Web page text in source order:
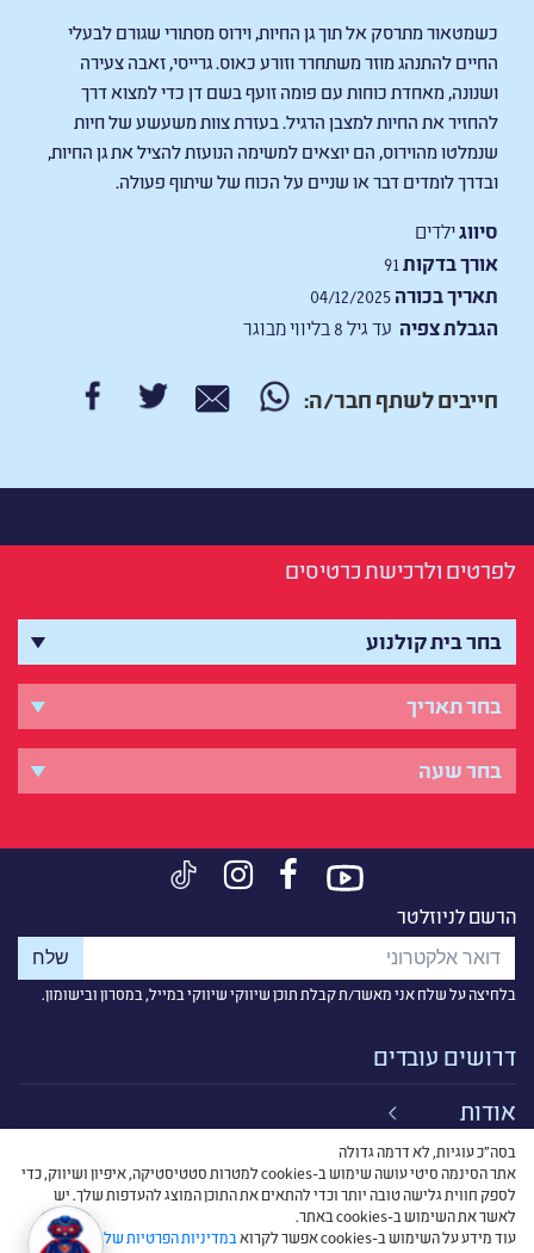
כשמטאור מתרסק אל תוך גן החיות, וירוס מסתורי שגורם לבעלי
החיים להתנהג מוזר משתחרר וזורע כאוס. גרייסי, זאבה צעירה
ושנונה, מאחדת כוחות עם פומה זועף בשם דן כדי למצוא דרך
להחזיר את החיות למצבן הרגיל. בעזרת צוות משעשע של חיות
שנמלטו מהוירוס, הם יוצאים למשימה הנועזת להציל את גן החיות,
ובדרך לומדים דבר או שניים על הכוח של שיתוף פעולה.
סיווגילדים
אורך בדקות
תאריך בכורה
הגבלת צפיה עד גיל 8 בליווי מבוגר
חייבים לשתף חבר/ה:
לפרטים ולרכישת כרטיסים
הרשם לניוזלטר
בלחיצה על שלח אני מאשר/ת קבלת תוכן שיווקי שיווקי במייל, במסרון ובישומון.
דרושים עובדים
אודות
קישורים
תנאי שימוש
בסה״כ עוגיות, לא דרמה גדולה
אתר הסינמה סיטי עושה שימוש ב-cookies למטרות סטטיסטיקה, איפיון ושיווק, כדי
לספק חווית גלישה טובה יותר וכדי להתאים את התוכן המוצג להעדפות שלך. יש
לאשר את השימוש ב-cookies באתר.
עוד מידע על השימוש ב-cookies אפשר לקרוא
במדיניות הפרטיות שלנו